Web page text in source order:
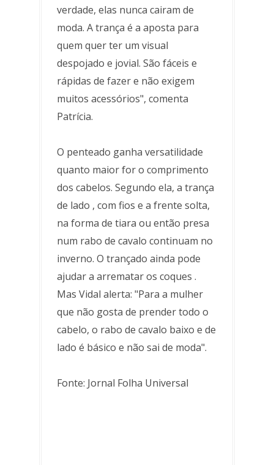
verdade, elas nunca cairam de
moda. A trança é a aposta para
quem quer ter um visual
despojado e jovial. São fáceis e
rápidas de fazer e não exigem
muitos acessórios", comenta
Patrícia.
O penteado ganha versatilidade
quanto maior for o comprimento
dos cabelos. Segundo ela, a trança
de lado , com fios e a frente solta,
na forma de tiara ou então presa
num rabo de cavalo continuam no
inverno. O trançado ainda pode
ajudar a arrematar os coques .
Mas Vidal alerta: "Para a mulher
que não gosta de prender todo o
cabelo, o rabo de cavalo baixo e de
lado é básico e não sai de moda".
Fonte: Jornal Folha Universal